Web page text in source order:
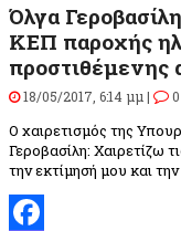
Όλγα
ΚΕΠ παροχής
προστιθέμενης
18/05/2017, 6:14 μμ |
Ο χαιρετισμός της
Γεροβασίλη: Χαιρετίζω
την εκτίμησή μου και